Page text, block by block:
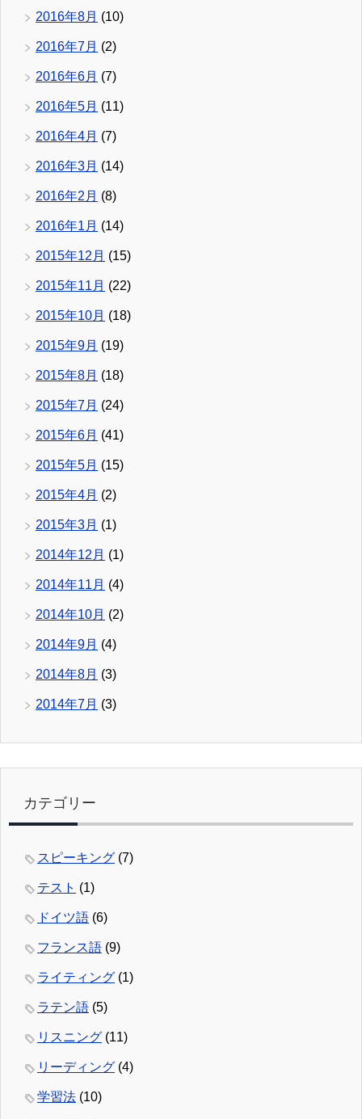
2016年8月 (10)
2016年7月 (2)
2016年6月 (7)
2016年5月 (11)
2016年4月 (7)
2016年3月 (14)
2016年2月 (8)
2016年1月 (14)
2015年12月 (15)
2015年11月 (22)
2015年10月 (18)
2015年9月 (19)
2015年8月 (18)
2015年7月 (24)
2015年6月 (41)
2015年5月 (15)
2015年4月 (2)
2015年3月 (1)
2014年12月 (1)
2014年11月 (4)
2014年10月 (2)
2014年9月 (4)
2014年8月 (3)
2014年7月 (3)
カテゴリー
スピーキング (7)
テスト (1)
ドイツ語 (6)
フランス語 (9)
ライティング (1)
ラテン語 (5)
リスニング (11)
リーディング (4)
学習法 (10)